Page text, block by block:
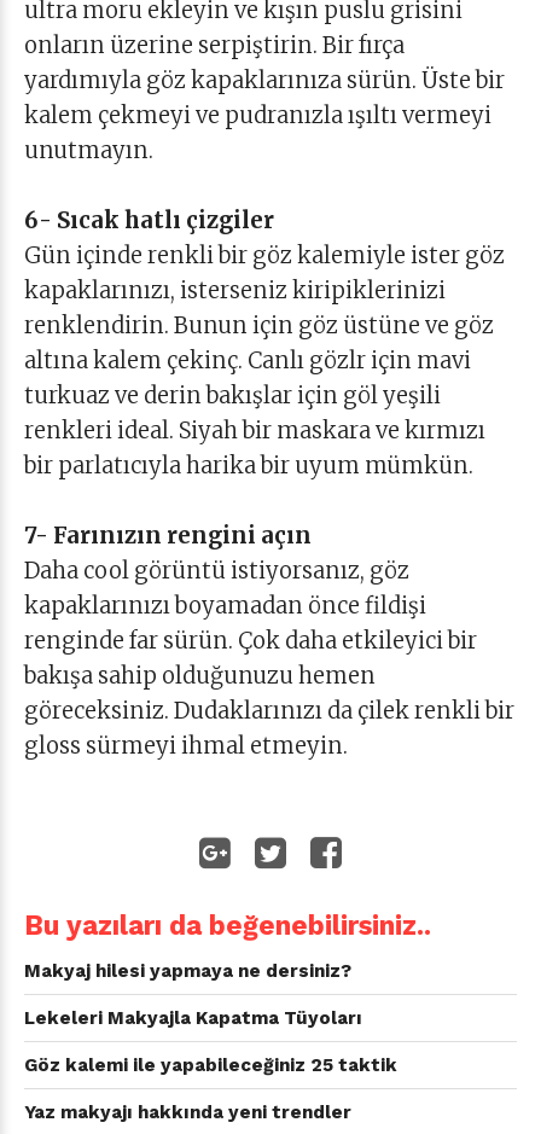
ultra moru ekleyin ve kışın puslu grisini
onların üzerine serpiştirin. Bir fırça
yardımıyla göz kapaklarınıza sürün. Üste bir
kalem çekmeyi ve pudranızla ışıltı vermeyi
unutmayın.
6- Sıcak hatlı çizgiler
Gün içinde renkli bir göz kalemiyle ister göz
kapaklarınızı, isterseniz kiripiklerinizi
renklendirin. Bunun için göz üstüne ve göz
altına kalem çekinç. Canlı gözlr için mavi
turkuaz ve derin bakışlar için göl yeşili
renkleri ideal. Siyah bir maskara ve kırmızı
bir parlatıcıyla harika bir uyum mümkün.
7- Farınızın rengini açın
Daha cool görüntü istiyorsanız, göz
kapaklarınızı boyamadan önce fildişi
renginde far sürün. Çok daha etkileyici bir
bakışa sahip olduğunuzu hemen
göreceksiniz. Dudaklarınızı da çilek renkli bir
gloss sürmeyi ihmal etmeyin.
Bu yazıları da beğenebilirsiniz..
Makyaj hilesi yapmaya ne dersiniz?
Lekeleri Makyajla Kapatma Tüyoları
Göz kalemi ile yapabileceğiniz 25 taktik
Yaz makyajı hakkında yeni trendler